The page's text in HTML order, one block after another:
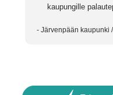
kaupungille
- Järvenpään kaupunki